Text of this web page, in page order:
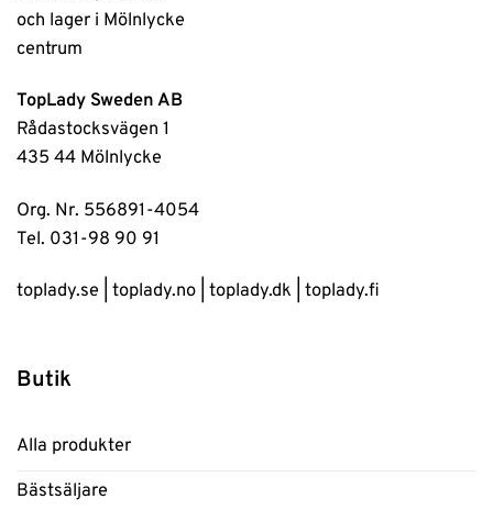
TopLady Sweden AB
Rådastocksvägen 1
435 44 Mölnlycke
Org. Nr. 556891-4054
Tel. 031-98 90 91
toplady.se toplady.no toplady.dk toplady.fi
Butik
Alla produkter
Bästsäljare